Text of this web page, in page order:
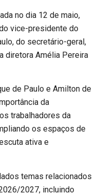
no dia 12 de maio,
vice-presidente do
do secretário-geral,
diretora Amélia Pereira
de Paulo e Amilton de
da
trabalhadores da
os espaços de
ativa e
temas relacionados
2027, incluindo